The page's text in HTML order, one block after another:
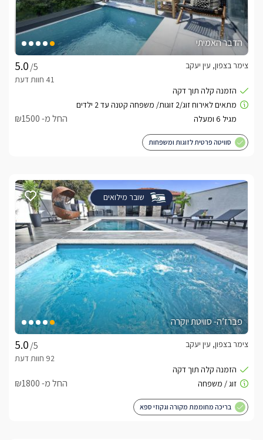
הדבר האמיתי
/5
צימר בצפון, עין יעקב
החל מ- ₪1500
סוויטה פרטית לזוגות ומשפחות
שובר מילואים
פברז’ה- סוויטת יוקרה
/5
צימר בצפון, עין יעקב
החל מ- ₪1800
בריכה מחוממת מקורה וגקוזי ספא